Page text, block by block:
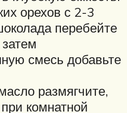
орехов с 2-3
перебейте
смесь добавьте
размягчите,
комнатной